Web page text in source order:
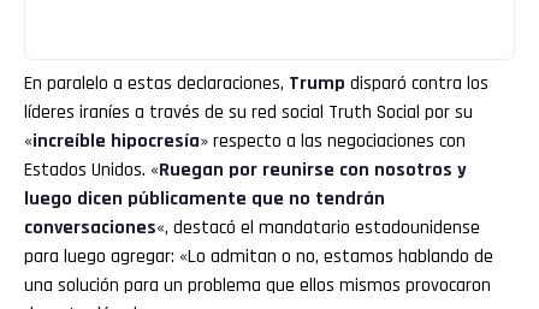
En paralelo a estas declaraciones, Trump disparó contra los
líderes iraníes a través de su red social Truth Social por su
«increíble hipocresía» respecto a las negociaciones con
Estados Unidos. «Ruegan por reunirse con nosotros y
luego dicen públicamente que no tendrán
conversaciones«, destacó el mandatario estadounidense
para luego agregar: «Lo admitan o no, estamos hablando de
una solución para un problema que ellos mismos provocaron